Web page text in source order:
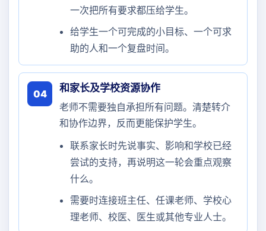
一次把所有要求都压给学生。
给学生一个可完成的小目标、一个可求
助的人和一个复盘时间。
04
和家长及学校资源协作
老师不需要独自承担所有问题。清楚转介
和协作边界，反而更能保护学生。
联系家长时先说事实、影响和学校已经
尝试的支持，再说明这一轮会重点观察
什么。
需要时连接班主任、任课老师、学校心
理老师、校医、医生或其他专业人士。